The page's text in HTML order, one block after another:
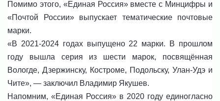
Помимо этого, «Единая Россия» вместе с Минцифры и
«Почтой России» выпускает тематические почтовые
марки.
«В 2021-2024 годах выпущено 22 марки. В прошлом
году вышла серия из шести марок, посвящённая
Вологде, Дзержинску, Костроме, Подольску, Улан-Удэ и
Чите», — заключил Владимир Якушев.
Напомним, «Единая Россия» в 2020 году единогласно